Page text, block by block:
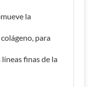
la
para
finas de la